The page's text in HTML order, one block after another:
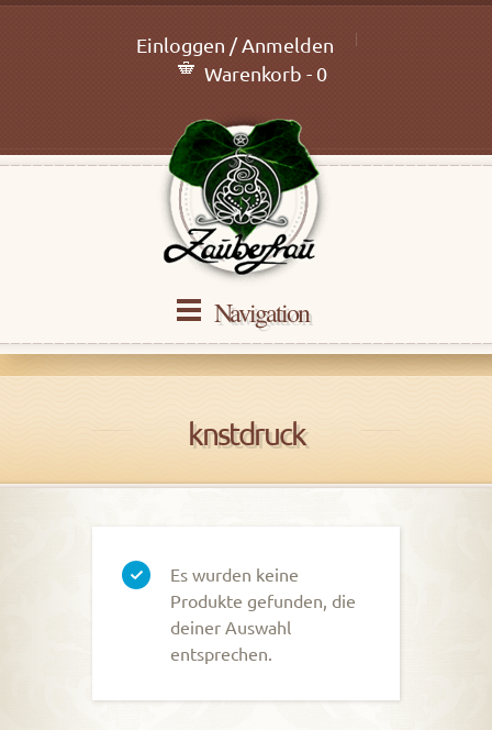
Einloggen / Anmelden
Warenkorb - 0
Navigation
knstdruck
Es wurden keine
Produkte gefunden, die
deiner Auswahl
entsprechen.